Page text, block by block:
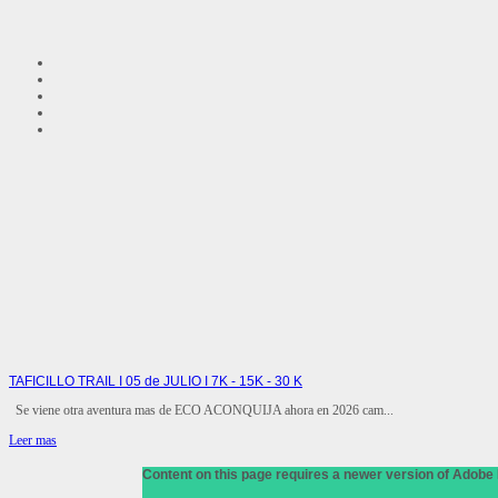
TAFICILLO TRAIL I 05 de JULIO I 7K - 15K - 30 K
Se viene otra aventura mas de ECO ACONQUIJA ahora en 2026 cam...
Leer mas
Content on this page requires a newer version of Adobe